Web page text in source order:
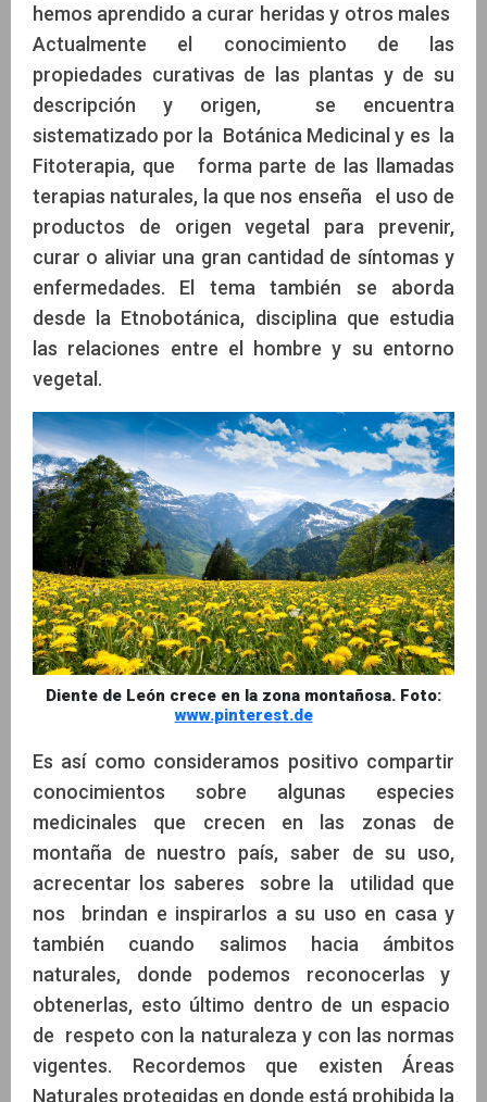
hemos aprendido a curar heridas y otros males
Actualmente el conocimiento de las
propiedades curativas de las plantas y de su
descripción y origen, se encuentra
sistematizado por la Botánica Medicinal y es la
Fitoterapia, que forma parte de las llamadas
terapias naturales, la que nos enseña el uso de
productos de origen vegetal para prevenir,
curar o aliviar una gran cantidad de síntomas y
enfermedades. El tema también se aborda
desde la Etnobotánica, disciplina que estudia
las relaciones entre el hombre y su entorno
vegetal.
Diente de León crece en la zona montañosa. Foto:
www.pinterest.de
Es así como consideramos positivo compartir
conocimientos sobre algunas especies
medicinales que crecen en las zonas de
montaña de nuestro país, saber de su uso,
acrecentar los saberes sobre la utilidad que
nos brindan e inspirarlos a su uso en casa y
también cuando salimos hacia ámbitos
naturales, donde podemos reconocerlas y
obtenerlas, esto último dentro de un espacio
de respeto con la naturaleza y con las normas
vigentes. Recordemos que existen Áreas
Naturales protegidas en donde está prohibida la